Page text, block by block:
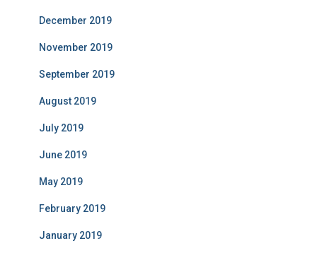
December 2019
November 2019
September 2019
August 2019
July 2019
June 2019
May 2019
February 2019
January 2019